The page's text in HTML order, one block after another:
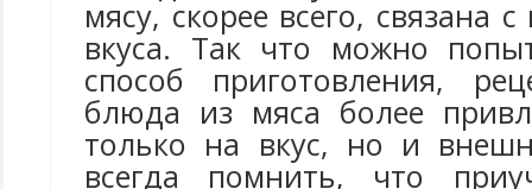
мясу, скорее всего, связана
вкуса. Так что можно
способ приготовления,
блюда из мяса более
только на вкус, но и
всегда помнить, что